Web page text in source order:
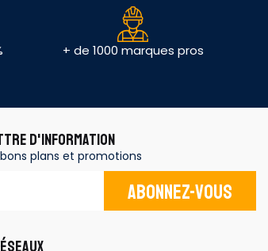
+ de 1000 marques pros
D'INFORMATION
plans et promotions
Abonnez-vous